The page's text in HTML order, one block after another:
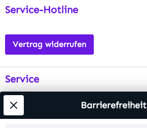
Service-Hotline
Vertrag widerrufen
Service
Info Barrierefreiheit